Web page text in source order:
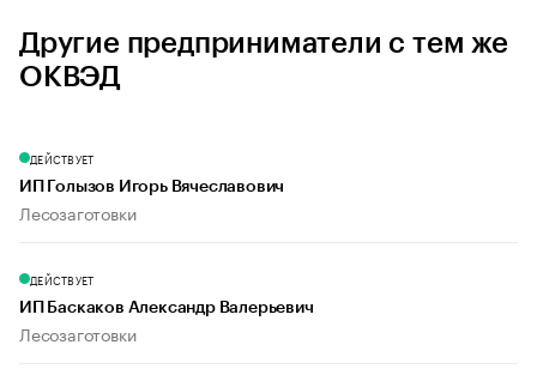
Другие предприниматели с тем же
ОКВЭД
ДЕЙСТВУЕТ
ИП Голызов Игорь Вячеславович
Лесозаготовки
ДЕЙСТВУЕТ
ИП Баскаков Александр Валерьевич
Лесозаготовки